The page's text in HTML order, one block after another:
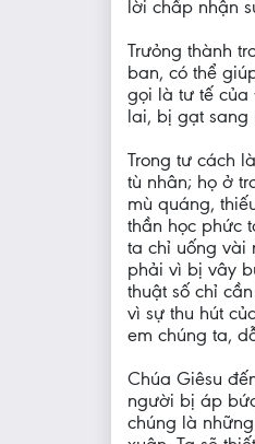
lời chấp nhận
Trưỏng thành
ban, có thể
gọi là tư tế của
lai, bị gạt sang
Trong tư cách
tù nhân; họ ở
mù quáng,
thần học phức
ta chỉ uống vài
phải vì bị vây
thuật số chỉ
vì sự thu hút
em chúng ta,
Chúa Giêsu
người bị áp
chúng là